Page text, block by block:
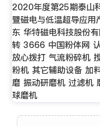
2020年度第25期泰山
暨磁电与低温超导应用
东 华特磁电科技股份
转 3666 中国粉体网
放心拨打 气流粉碎机
粉机 其它辅助设备 加
磨 振动研磨机 过滤机
球磨机